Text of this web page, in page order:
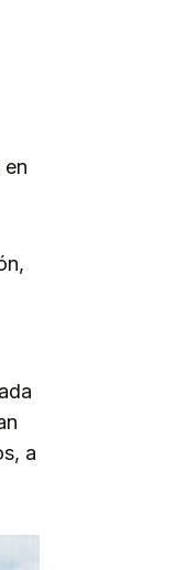
a